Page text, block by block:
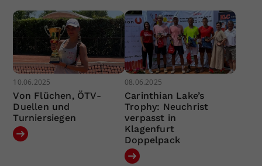
10.06.2025
Von Flüchen, ÖTV-
Duellen und
Turniersiegen
08.06.2025
Carinthian Lake’s
Trophy: Neuchrist
verpasst in
Klagenfurt
Doppelpack